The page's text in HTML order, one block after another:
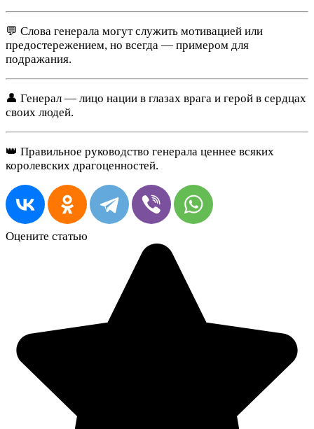
💬 Слова генерала могут служить мотивацией или
предостережением, но всегда — примером для
подражания.
👤 Генерал — лицо нации в глазах врага и герой в сердцах
своих людей.
👑 Правильное руководство генерала ценнее всяких
королевских драгоценностей.
Оцените статью